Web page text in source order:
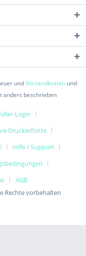
undVersandkostenund
anders beschrieben
Login
Druckerflotte
Hilfe / Support
AGB
Rechte vorbehalten